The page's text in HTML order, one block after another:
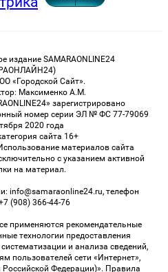
издание SAMARAONLINE24
«Городской Сайт».
Максименко А.М.
зарегистрировано
номер серии ЭЛ № ФС 77-79069
2020 года
сайта 16+
материалов сайта
с указанием активной
на материал.
info@samaraonline24.ru, телефон
(908) 366-44-76
применяются рекомендательные
технологии предоставления
и анализа сведений,
пользователей сети «Интернет»,
Федерации)». Правила